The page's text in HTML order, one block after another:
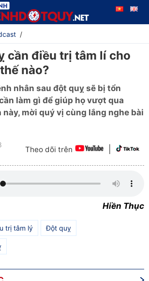
/
cần điều trị tâm lí cho
nào?
nhân sau đột quỵ sẽ bị tổn
làm gì để giúp họ vượt qua
mời quý vị cùng lắng nghe bài
Theo dõi trên
Hiền Thục
trị tâm lý Đột quỵ